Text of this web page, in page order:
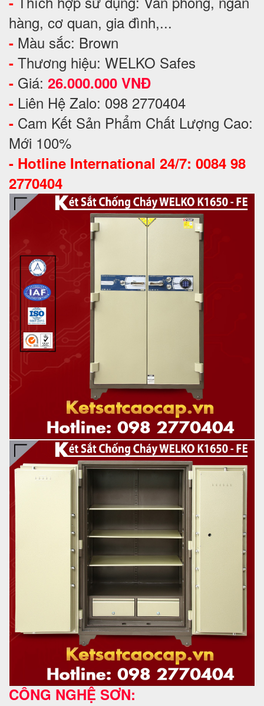
hàng, cơ quan, gia đình,...
- Màu sắc: Brown
- Thương hiệu: WELKO Safes
- Giá: 26.000.000 VNĐ
- Liên Hệ Zalo: 098 2770404
- Cam Kết Sản Phẩm Chất Lượng Cao:
Mới 100%
- Hotline International 24/7: 0084 98
2770404
CÔNG NGHỆ SƠN: